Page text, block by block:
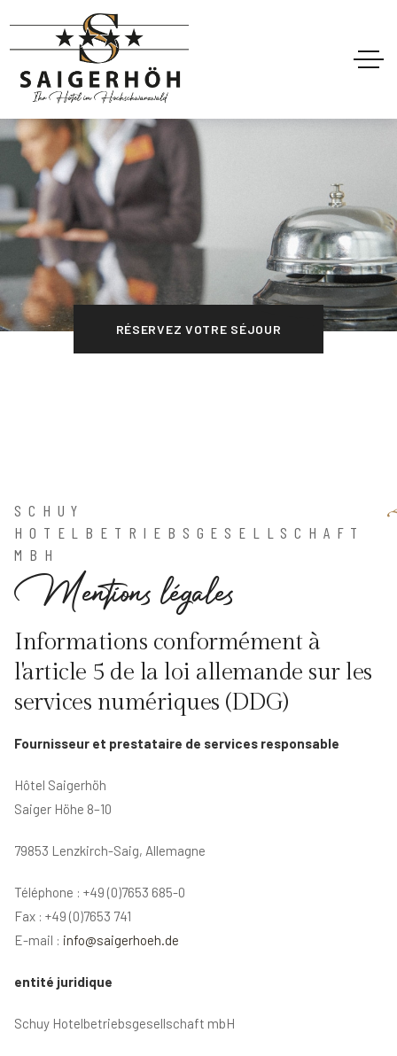
RÉSERVEZ VOTRE SÉJOUR
SCHUY
HOTELBETRIEBSGESELLSCHAFT
MBH
Mentions légales
Informations conformément à
l'article 5 de la loi allemande sur les
services numériques (DDG)
Fournisseur et prestataire de services responsable
Hôtel Saigerhöh
Saiger Höhe 8–10
79853 Lenzkirch-Saig, Allemagne
Téléphone : +49 (0)7653 685-0
Fax : +49 (0)7653 741
E-mail : info@saigerhoeh.de
entité juridique
Schuy Hotelbetriebsgesellschaft mbH